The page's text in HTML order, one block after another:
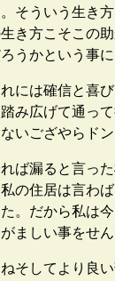
そういう生き
き方こそこの
うかという事
には確信と喜び
み広げて通っ
いござやらド
ば漏ると言った
の住居は言わ
。だから私は
ましい事をせ
そしてより良い